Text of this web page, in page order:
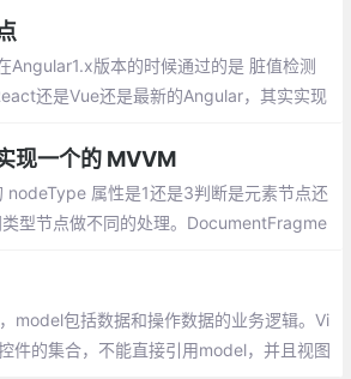
Angular1.x版本的时候通过的是 脏值检测
还是Vue还是最新的Angular，其实实现
现一个的 MVVM
nodeType 属性是1还是3判断是元素节点还
型节点做不同的处理。DocumentFragme
存到 DocumentFragment 中
model包括数据和操作数据的业务逻辑。Vi
件的集合，不能直接引用model，并且视图